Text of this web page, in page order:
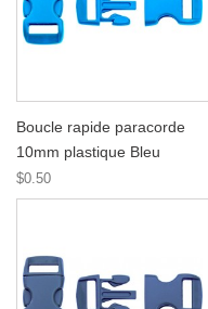
Boucle rapide paracorde
10mm plastique Bleu
$0.50